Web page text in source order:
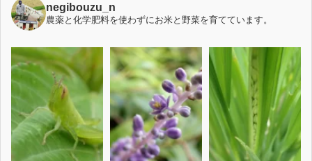
negibouzu_n
農薬と化学肥料を使わずにお米と野菜を育てています。